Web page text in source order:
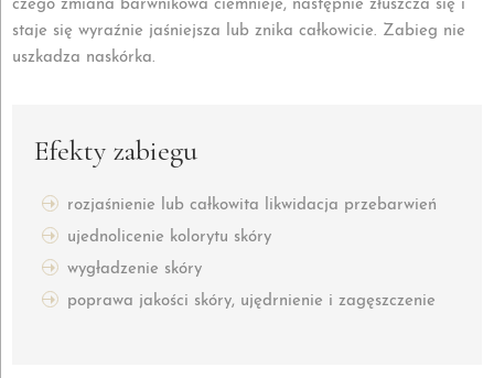
czego zmiana barwnikowa ciemnieje, następnie złuszcza się i
staje się wyraźnie jaśniejsza lub znika całkowicie. Zabieg nie
uszkadza naskórka.
Efekty zabiegu
rozjaśnienie lub całkowita likwidacja przebarwień
ujednolicenie kolorytu skóry
wygładzenie skóry
poprawa jakości skóry, ujędrnienie i zagęszczenie